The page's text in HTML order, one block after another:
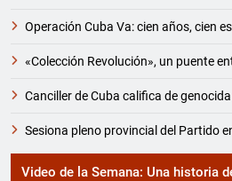
Operación Cuba Va: cien años, cien
«Colección Revolución», un puente
Canciller de Cuba califica de
Sesiona pleno provincial del Partido
Video de la Semana: Una historia